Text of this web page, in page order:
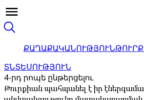
ՔԱՂԱՔԱԿԱՆՈՒԹՅՈՒՆ
ՏՆՏԵՍՈՒԹՅՈՒՆ
4-րդ րոպե ընթերցելու
Թուրքիան պահպանել է իր